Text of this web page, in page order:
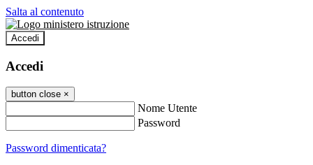
Salta al contenuto
Accedi
Accedi
button close ×
Nome Utente
Password
Password dimenticata?